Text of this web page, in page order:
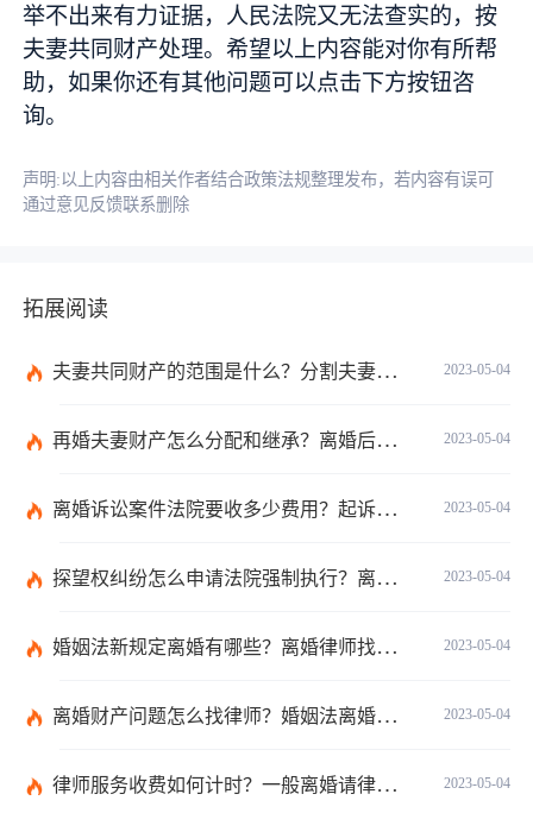
举不出来有力证据，人民法院又无法查实的，按
夫妻共同财产处理。希望以上内容能对你有所帮
助，如果你还有其他问题可以点击下方按钮咨
询。
声明:以上内容由相关作者结合政策法规整理发布，若内容有误可
通过意见反馈联系删除
拓展阅读
2023-05-04
夫妻共同财产的范围是什么？分割夫妻共同财产的原则有哪些？
2023-05-04
再婚夫妻财产怎么分配和继承？离婚后夫妻财产怎么分配？
2023-05-04
离婚诉讼案件法院要收多少费用？起诉离婚流程和费用是多少？
2023-05-04
探望权纠纷怎么申请法院强制执行？离婚后一方不让见孩子怎么办？
2023-05-04
婚姻法新规定离婚有哪些？离婚律师找律师的程序是怎样的？
2023-05-04
离婚财产问题怎么找律师？婚姻法离婚财产分配的规定有哪些？
2023-05-04
律师服务收费如何计时？一般离婚请律师费用是多少？